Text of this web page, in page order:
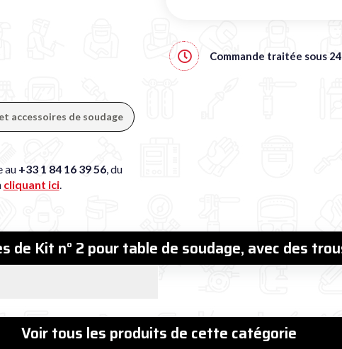
accessoires de soudage
au +33 1 84 16 39 56, du
cliquant ici.
Commande traitée sous
de Kit n° 2 pour table de soudage, avec des
Voir tous les produits de cette catégorie